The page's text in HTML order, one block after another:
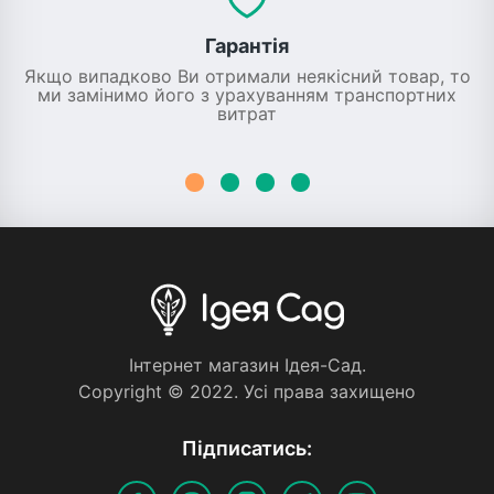
Гарантія
Якщо випадково Ви отримали неякісний товар, то
ми замінимо його з урахуванням транспортних
витрат
Iнтернет магазин Iдея-Сад.
Copyright © 2022. Усi права захищено
Пiдписатись: